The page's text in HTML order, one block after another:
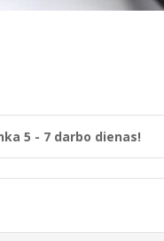
5 - 7 darbo dienas!